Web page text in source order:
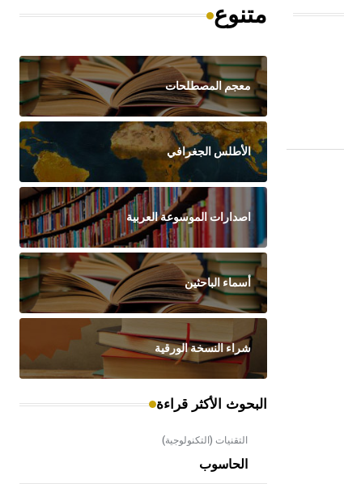
متنوع
معجم المصطلحات
الأطلس الجغرافي
اصدارات الموسوعة العربية
أسماء الباحثين
شراء النسخة الورقية
البحوث الأكثر قراءة
التقنيات (التكنولوجية)
الحاسوب